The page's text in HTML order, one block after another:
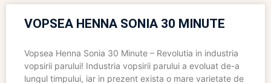
VOPSEA HENNA SONIA 30 MINUTE
Vopsea Henna Sonia 30 Minute – Revolutia in industria
vopsirii parului! Industria vopsirii parului a evoluat de-a
lungul timpului, iar in prezent exista o mare varietate de